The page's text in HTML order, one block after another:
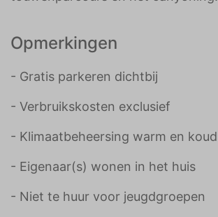
Opmerkingen
- Gratis parkeren dichtbij
- Verbruikskosten exclusief
- Klimaatbeheersing warm en koud
- Eigenaar(s) wonen in het huis
- Niet te huur voor jeugdgroepen